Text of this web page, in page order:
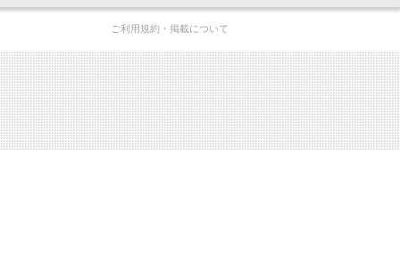
別会員開催
展・参加
"LINK-BioBAY TOKYO"？
(News Letter)
コラム
ュース・事業紹介
ベント
LINK-J WEST
容
本橋エリアについて
し込み
予約
ご利用規約・掲載について